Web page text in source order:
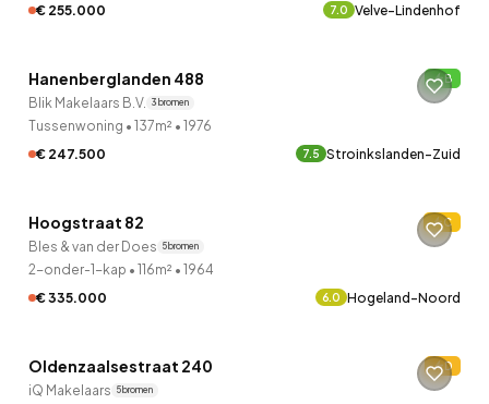
€ 255.000
7.0 Velve-Lindenhof
12 uur geleden ontdekt
Hanenberglanden 488 B
Blik Makelaars B.V. 3 bronnen
Tussenwoning • 137m² • 1976
€ 247.500
7.5 Stroinkslanden-Zuid
Verkocht onder voorbehoud
Hoogstraat 82 C
Bles & van der Does 5 bronnen
2-onder-1-kap • 116m² • 1964
€ 335.000
6.0 Hogeland-Noord
12 uur geleden ontdekt
Oldenzaalsestraat 240 D
iQ Makelaars 5 bronnen